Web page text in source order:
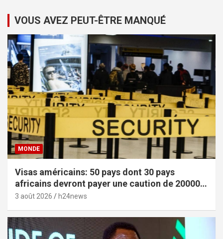
VOUS AVEZ PEUT-ÊTRE MANQUÉ
MONDE
Visas américains: 50 pays dont 30 pays
africains devront payer une caution de 20000
dollars
3 août 2026 h24news